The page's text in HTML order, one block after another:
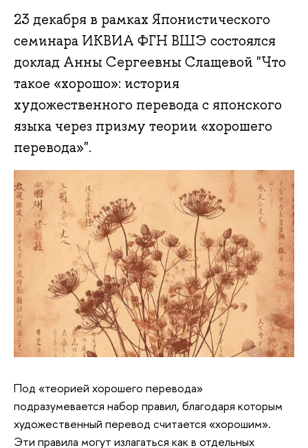
23 декабря в рамках Японистического
семинара ИКВИА ФГН ВШЭ состоялся
доклад Анны Сергеевны Слащевой "Что
такое «хорошо»: история
художественного перевода с японского
языка через призму теории «хорошего
перевода»".
Под «теорией хорошего перевода»
подразумевается набор правил, благодаря которым
художественный перевод считается «хорошим».
Эти правила могут излагаться как в отдельных